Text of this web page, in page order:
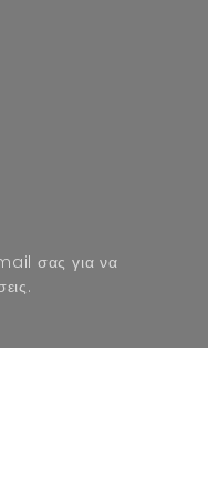
σας για να